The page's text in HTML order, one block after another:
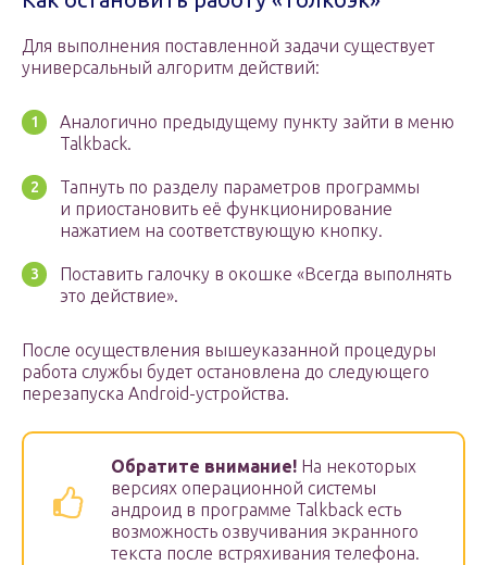
Для выполнения поставленной задачи существует
универсальный алгоритм действий:
Аналогично предыдущему пункту зайти в меню
Talkback.
Тапнуть по разделу параметров программы
и приостановить её функционирование
нажатием на соответствующую кнопку.
Поставить галочку в окошке «Всегда выполнять
это действие».
После осуществления вышеуказанной процедуры
работа службы будет остановлена до следующего
перезапуска Android-устройства.
Обратите внимание! На некоторых
версиях операционной системы
андроид в программе Talkback есть
возможность озвучивания экранного
текста после встряхивания телефона.